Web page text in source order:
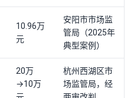
10.96万
元
安阳市市场监
管局（2025年
典型案例）
20万
→10万
杭州西湖区市
场监管局，经